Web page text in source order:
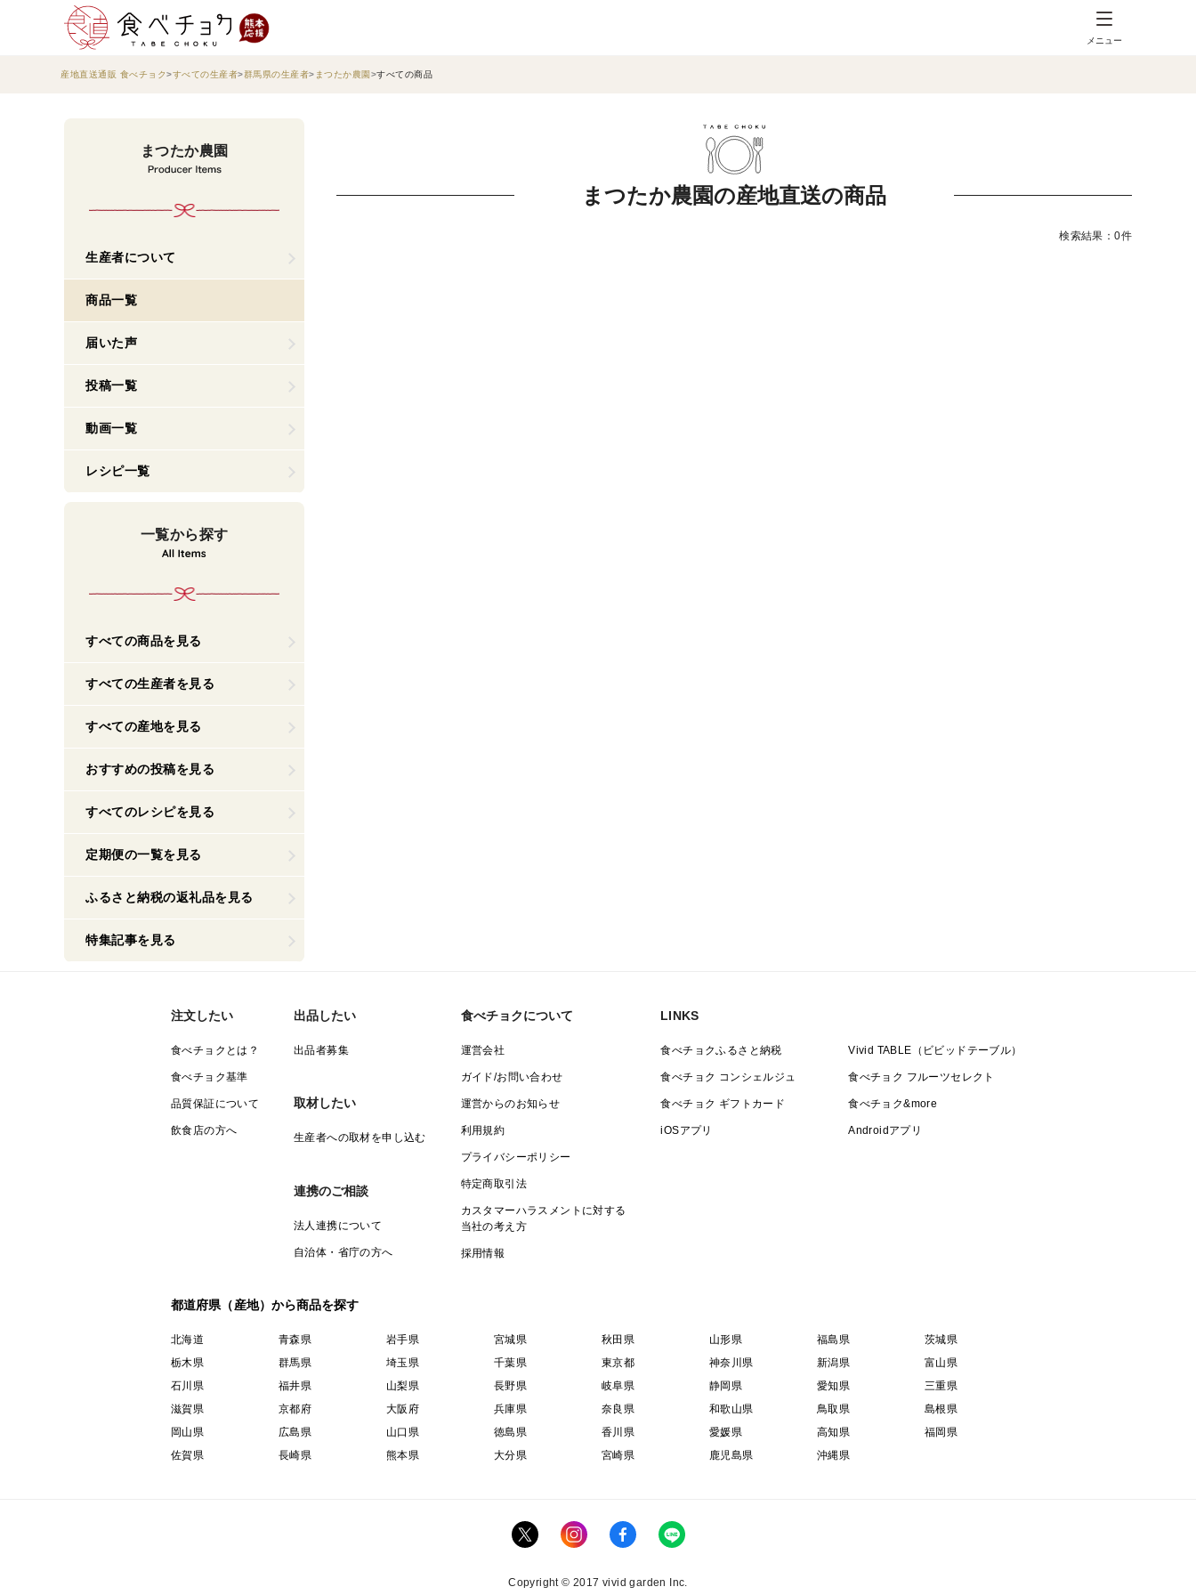
メニュー
産地直送通販 食べチョク すべての生産者 群馬県の生産者 まつたか農園 すべての商品
まつたか農園
生産者について
商品一覧
届いた声
投稿一覧
動画一覧
レシピ一覧
一覧から探す
すべての商品を見る
すべての生産者を見る
すべての産地を見る
おすすめの投稿を見る
すべてのレシピを見る
定期便の一覧を見る
ふるさと納税の返礼品を見る
特集記事を見る
まつたか農園の産地直送の商品
検索結果：0件
注文したい
食べチョクとは？
食べチョク基準
品質保証について
飲食店の方へ
出品したい
出品者募集
取材したい
生産者への取材を申し込む
連携のご相談
法人連携について
自治体・省庁の方へ
食べチョクについて
運営会社
ガイド/お問い合わせ
運営からのお知らせ
利用規約
プライバシーポリシー
特定商取引法
カスタマーハラスメントに対する
当社の考え方
採用情報
LINKS
食べチョクふるさと納税 Vivid TABLE（ビビッドテーブル）
食べチョク コンシェルジュ 食べチョク フルーツセレクト
食べチョク ギフトカード 食べチョク&more
iOSアプリ Androidアプリ
都道府県（産地）から商品を探す
北海道 青森県 岩手県 宮城県 秋田県 山形県 福島県
茨城県
栃木県
群馬県 埼玉県 千葉県 東京都 神奈川県 新潟県
富山県
石川県
福井県 山梨県 長野県 岐阜県 静岡県 愛知県
三重県
滋賀県
京都府 大阪府 兵庫県 奈良県 和歌山県 鳥取県
島根県
岡山県
広島県 山口県 徳島県 香川県 愛媛県 高知県
福岡県
佐賀県
長崎県 熊本県 大分県 宮崎県 鹿児島県 沖縄県
Copyright © 2017 vivid garden Inc.